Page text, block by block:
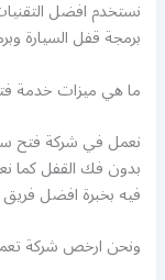
نستخدم افضل
برمجة قفل السيارة
ما هي ميزات خدمة
نعمل في شركة فتح
بدون فك القفل كما
فيه بخبرة افضل فريق
ونحن ارخص شركة